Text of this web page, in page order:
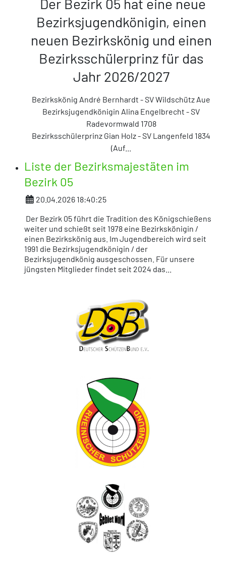
Bezirksjugendkönigin, einen
neuen Bezirkskönig und einen
Bezirksschülerprinz für das
Jahr 2026/2027
Bezirkskönig André Bernhardt - SV Wildschütz Aue
Bezirksjugendkönigin Alina Engelbrecht - SV
Radevormwald 1708
Bezirksschülerprinz Gian Holz- SV Langenfeld 1834
(Auf
Liste der Bezirksmajestäten im
Bezirk 05
Details20.04.2026 18:40:25
Der Bezirk 05 führt die Tradition des Königschießens
weiter und schießt seit 1978 eine Bezirkskönigin /
einen Bezirkskönig aus. Im Jugendbereich wird seit
1991 die Bezirksjugendkönigin / der
Bezirksjugendkönig ausgeschossen. Für unsere
jüngsten Mitglieder findet seit 2024 das...